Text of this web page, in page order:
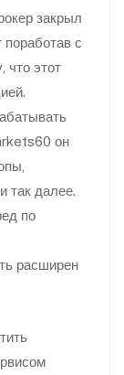
закрыл
с
что этот
он
так далее.
по
расширен